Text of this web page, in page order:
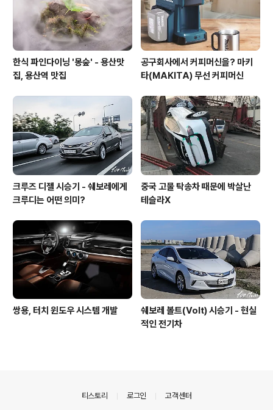
한식 파인다이닝 '몽숲' - 용산맛
집, 용산역 맛집
공구회사에서 커피머신을? 마키
타(MAKITA) 무선 커피머신
크루즈 디젤 시승기 - 쉐보레에게
크루디는 어떤 의미?
중국 고물 탁송차 때문에 박살난
테슬라X
쌍용, 터치 윈도우 시스템 개발
쉐보레 볼트(Volt) 시승기 - 현실
적인 전기차
티스토리 로그인 고객센터